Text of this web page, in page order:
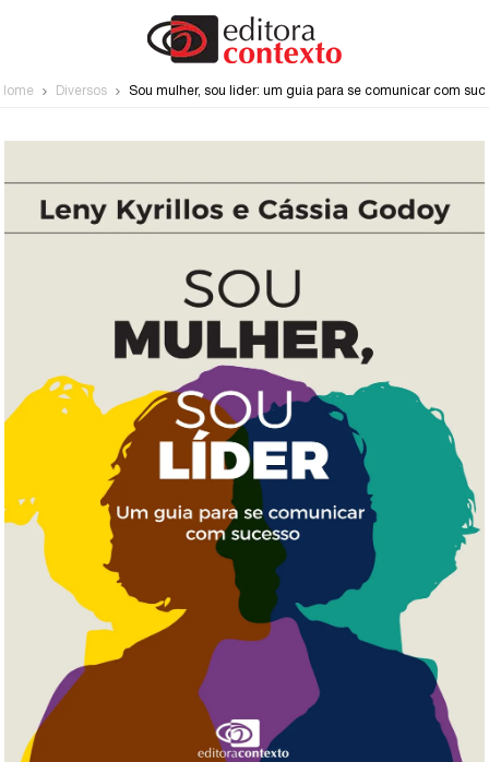
Diversos Sou mulher, sou líder: um guia para se comunicar com